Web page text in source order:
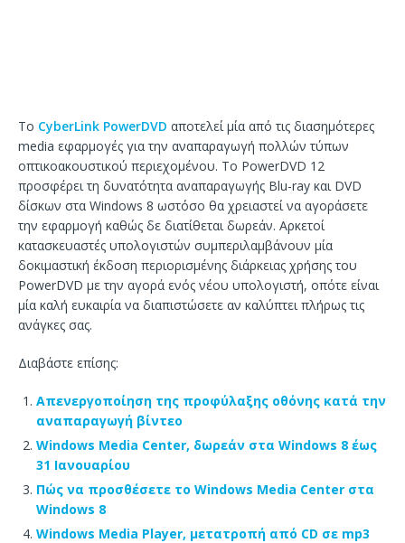
Το CyberLink PowerDVD αποτελεί μία από τις διασημότερες
media εφαρμογές για την αναπαραγωγή πολλών τύπων
οπτικοακουστικού περιεχομένου. Το PowerDVD 12
προσφέρει τη δυνατότητα αναπαραγωγής Blu-ray και DVD
δίσκων στα Windows 8 ωστόσο θα χρειαστεί να αγοράσετε
την εφαρμογή καθώς δε διατίθεται δωρεάν. Αρκετοί
κατασκευαστές υπολογιστών συμπεριλαμβάνουν μία
δοκιμαστική έκδοση περιορισμένης διάρκειας χρήσης του
PowerDVD με την αγορά ενός νέου υπολογιστή, οπότε είναι
μία καλή ευκαιρία να διαπιστώσετε αν καλύπτει πλήρως τις
ανάγκες σας.
Διαβάστε επίσης:
Απενεργοποίηση της προφύλαξης οθόνης κατά την
αναπαραγωγή βίντεο
Windows Media Center, δωρεάν στα Windows 8 έως
31 Ιανουαρίου
Πώς να προσθέσετε το Windows Media Center στα
Windows 8
Windows Media Player, μετατροπή από CD σε mp3